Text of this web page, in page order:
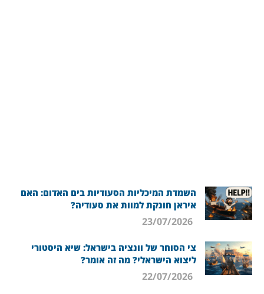
השמדת המיכליות הסעודיות בים האדום: האם
איראן חונקת למוות את סעודיה?
צי הסוחר של וונציה בישראל: שיא היסטורי
ליצוא הישראלי? מה זה אומר?